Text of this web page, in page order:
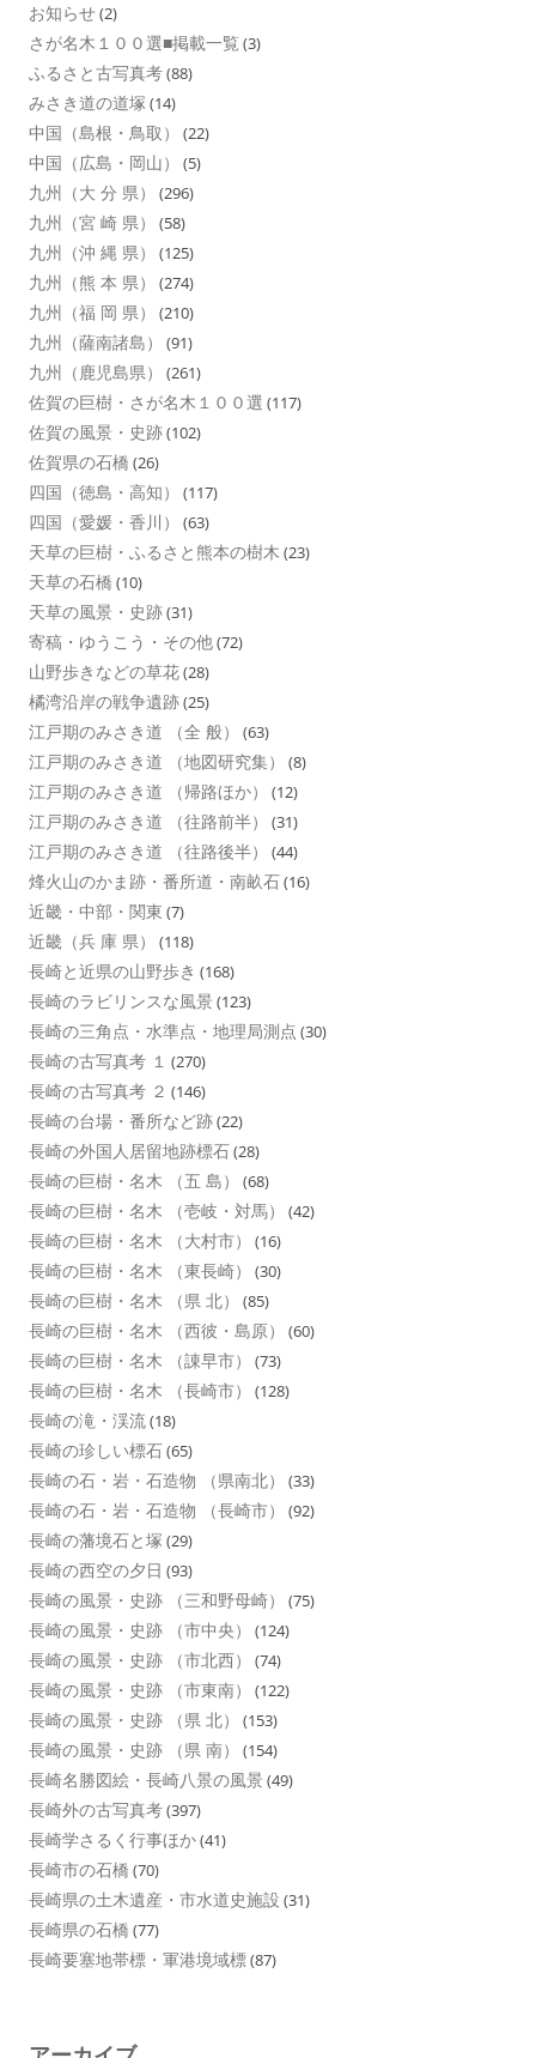
お知らせ(2)
さが名木１００選■掲載一覧 (3)
ふるさと古写真考(88)
みさき道の道塚 (14)
中国（島根・鳥取） (22)
中国（広島・岡山） (5)
九州（大 分 県） (296)
九州（宮 崎 県） (58)
九州（沖 縄 県） (125)
九州（熊 本 県） (274)
九州（福 岡 県） (210)
九州（薩南諸島） (91)
九州（鹿児島県） (261)
佐賀の巨樹・さが名木１００選 (117)
佐賀の風景・史跡(102)
佐賀県の石橋 (26)
四国（徳島・高知） (117)
四国（愛媛・香川） (63)
天草の巨樹・ふるさと熊本の樹木 (23)
天草の石橋 (10)
天草の風景・史跡(31)
寄稿・ゆうこう・その他(72)
山野歩きなどの草花(28)
橘湾沿岸の戦争遺跡(25)
江戸期のみさき道 （全 般） (63)
江戸期のみさき道 （地図研究集） (8)
江戸期のみさき道 （帰路ほか） (12)
江戸期のみさき道 （往路前半） (31)
江戸期のみさき道 （往路後半） (44)
烽火山のかま跡・番所道・南畝石(16)
近畿・中部・関東 (7)
近畿（兵 庫 県） (118)
長崎と近県の山野歩き (168)
長崎のラビリンスな風景 (123)
長崎の三角点・水準点・地理局測点 (30)
長崎の古写真考 １ (270)
長崎の古写真考 ２ (146)
長崎の台場・番所など跡(22)
長崎の外国人居留地跡標石(28)
長崎の巨樹・名木 （五 島） (68)
長崎の巨樹・名木 （壱岐・対馬） (42)
長崎の巨樹・名木 （大村市） (16)
長崎の巨樹・名木 （東長崎） (30)
長崎の巨樹・名木 （県 北） (85)
長崎の巨樹・名木 （西彼・島原） (60)
長崎の巨樹・名木 （諌早市） (73)
長崎の巨樹・名木 （長崎市） (128)
長崎の滝・渓流(18)
長崎の珍しい標石(65)
長崎の石・岩・石造物 （県南北） (33)
長崎の石・岩・石造物 （長崎市） (92)
長崎の藩境石と塚 (29)
長崎の西空の夕日 (93)
長崎の風景・史跡 （三和野母崎） (75)
長崎の風景・史跡 （市中央） (124)
長崎の風景・史跡 （市北西） (74)
長崎の風景・史跡 （市東南） (122)
長崎の風景・史跡 （県 北） (153)
長崎の風景・史跡 （県 南） (154)
長崎名勝図絵・長崎八景の風景 (49)
長崎外の古写真考(397)
長崎学さるく行事ほか(41)
長崎市の石橋 (70)
長崎県の土木遺産・市水道史施設 (31)
長崎県の石橋 (77)
長崎要塞地帯標・軍港境域標(87)